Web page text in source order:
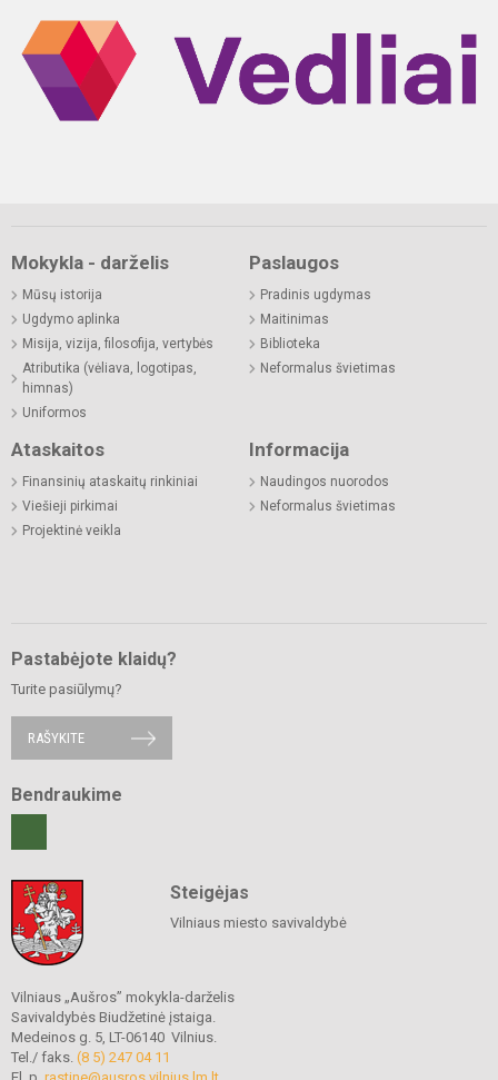
Mokykla - darželis
Mūsų istorija
Ugdymo aplinka
Misija, vizija, filosofija, vertybės
Atributika (vėliava, logotipas,
himnas)
Uniformos
Paslaugos
Pradinis ugdymas
Maitinimas
Biblioteka
Neformalus švietimas
Ataskaitos
Finansinių ataskaitų rinkiniai
Viešieji pirkimai
Projektinė veikla
Informacija
Naudingos nuorodos
Neformalus švietimas
Pastabėjote klaidų?
Turite pasiūlymų?
RAŠYKITE
Bendraukime
Steigėjas
Vilniaus miesto savivaldybė
Vilniaus „Aušros” mokykla-darželis
Savivaldybės Biudžetinė įstaiga.
Medeinos g. 5, LT-06140 Vilnius.
Tel./ faks. (8 5) 247 04 11